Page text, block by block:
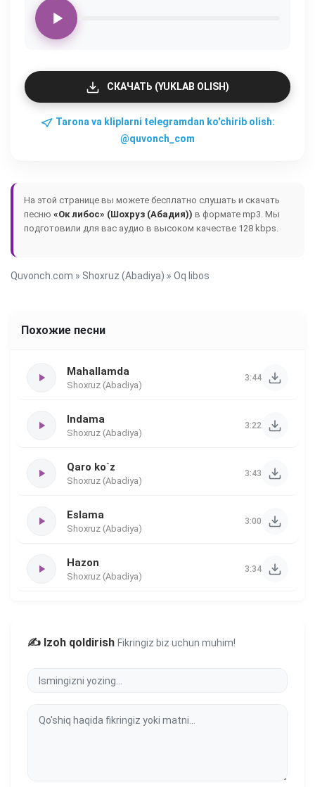
СКАЧАТЬ (YUKLAB OLISH)
Tarona va kliplarni telegramdan ko'chirib olish:
@quvonch_com
На этой странице вы можете бесплатно слушать и скачать
песню «Ок либос» (Шохруз (Абадия)) в формате mp3. Мы
подготовили для вас аудио в высоком качестве 128 kbps.
Quvonch.com » Shoxruz (Abadiya) » Oq libos
Похожие песни
Mahallamda
Shoxruz (Abadiya)
3:44
Indama
Shoxruz (Abadiya)
3:22
Qaro ko`z
Shoxruz (Abadiya)
3:43
Eslama
Shoxruz (Abadiya)
3:00
Hazon
Shoxruz (Abadiya)
3:34
✍️ Izoh qoldirish Fikringiz biz uchun muhim!